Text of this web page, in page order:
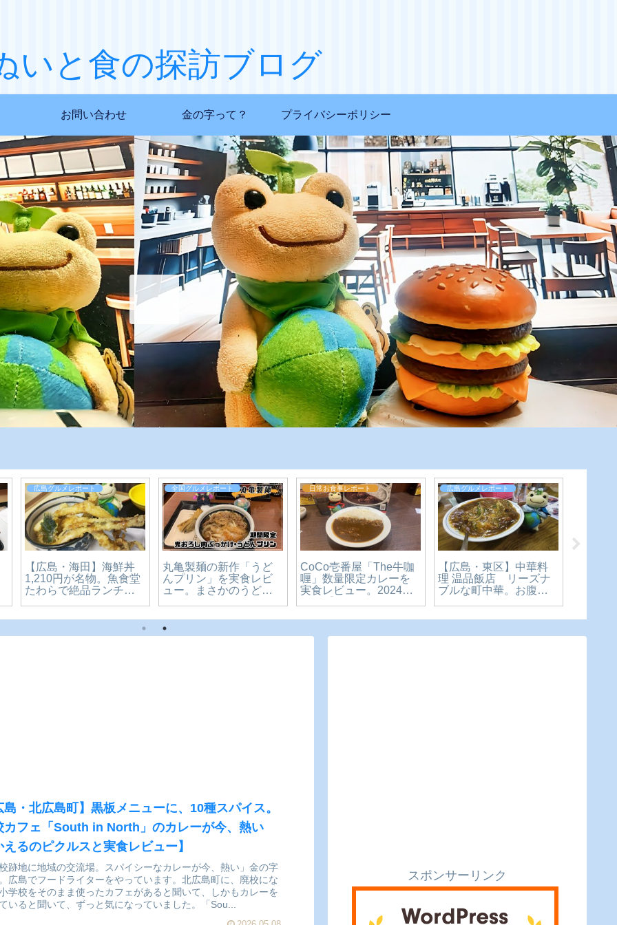
いと食の探訪ブログ
お問い合わせ 金の字って？ プライバシーポリシー
広島グルメレポート
【広島・海田】海鮮丼
1,210円が名物。魚食堂
たわらで絶品ランチを
全国グルメレポート
丸亀製麺の新作「うど
んプリン」を実食レビ
ュー。まさかのうどん×
のピクルスと実食レビ
ュー】
日常お食事レポート
CoCo壱番屋「The牛咖
喱」数量限定カレーを
実食レビュー。2024年
広島グルメレポート
【広島・東区】中華料
理 温品飯店 リーズナ
ブルな町中華。お腹も
ビュー】
島・北広島町】黒板メニューに、10種スパイス。
カフェ「South in North」のカレーが今、熱い
えるのピクルスと実食レビュー】
跡地に地域の交流場。スパイシーなカレーが今、熱い」金の字
広島でフードライターをやっています。北広島町に、廃校にな
学校をそのまま使ったカフェがあると聞いて、しかもカレーを
いると聞いて、ずっと気になっていました。「Sou...
スポンサーリンク